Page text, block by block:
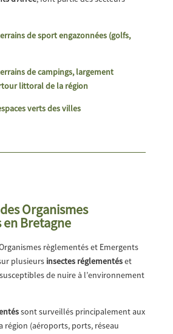
de sport engazonnées (golfs,
de campings, largement
littoral de la région
verts des villes
Organismes
en Bretagne
règlementés et Emergents
plusieurs insectes réglementéset
de nuire à l’environnement
sont surveillés principalement aux
région (aéroports, ports, réseau